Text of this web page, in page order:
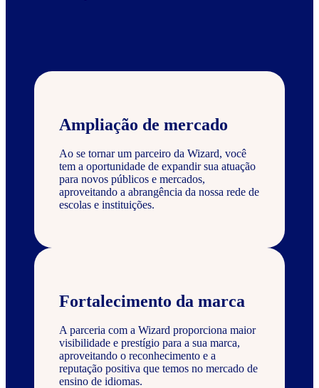
Ampliação de mercado
Ao se tornar um parceiro da Wizard, você
tem a oportunidade de expandir sua atuação
para novos públicos e mercados,
aproveitando a abrangência da nossa rede de
escolas e instituições.
Fortalecimento da marca
A parceria com a Wizard proporciona maior
visibilidade e prestígio para a sua marca,
aproveitando o reconhecimento e a
reputação positiva que temos no mercado de
ensino de idiomas.